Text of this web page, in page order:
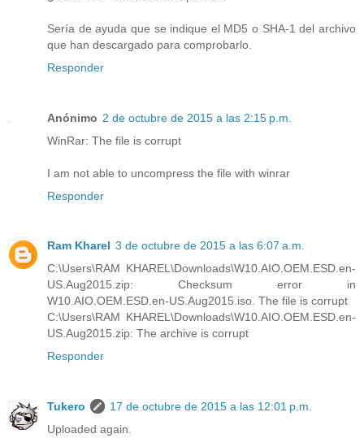
Sería de ayuda que se indique el MD5 o SHA-1 del archivo
que han descargado para comprobarlo.
Responder
Anónimo 2 de octubre de 2015 a las 2:15 p.m.
WinRar: The file is corrupt
I am not able to uncompress the file with winrar
Responder
Ram Kharel 3 de octubre de 2015 a las 6:07 a.m.
C:\Users\RAM KHAREL\Downloads\W10.AIO.OEM.ESD.en-
US.Aug2015.zip: Checksum error in
W10.AIO.OEM.ESD.en-US.Aug2015.iso. The file is corrupt
C:\Users\RAM KHAREL\Downloads\W10.AIO.OEM.ESD.en-
US.Aug2015.zip: The archive is corrupt
Responder
Tukero
17 de octubre de 2015 a las 12:01 p.m.
Uploaded again.